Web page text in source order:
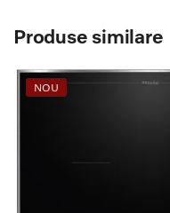
Produse similare
NOU